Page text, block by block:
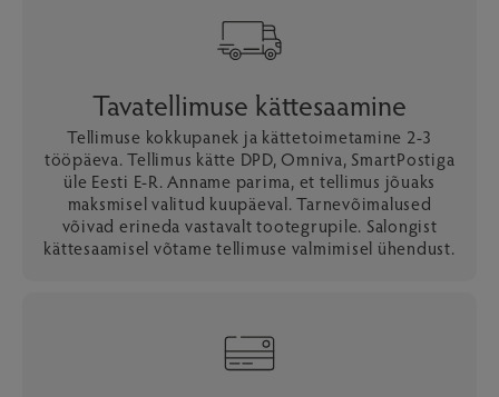
Tavatellimuse kättesaamine
Tellimuse kokkupanek ja kättetoimetamine 2-3
tööpäeva. Tellimus kätte DPD, Omniva, SmartPostiga
üle Eesti E-R. Anname parima, et tellimus jõuaks
maksmisel valitud kuupäeval. Tarnevõimalused
võivad erineda vastavalt tootegrupile. Salongist
kättesaamisel võtame tellimuse valmimisel ühendust.